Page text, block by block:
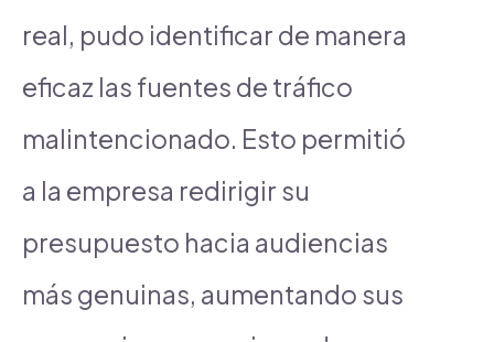
real, pudo identificar de manera
eficaz las fuentes de tráfico
malintencionado. Esto permitió
a la empresa redirigir su
presupuesto hacia audiencias
más genuinas, aumentando sus